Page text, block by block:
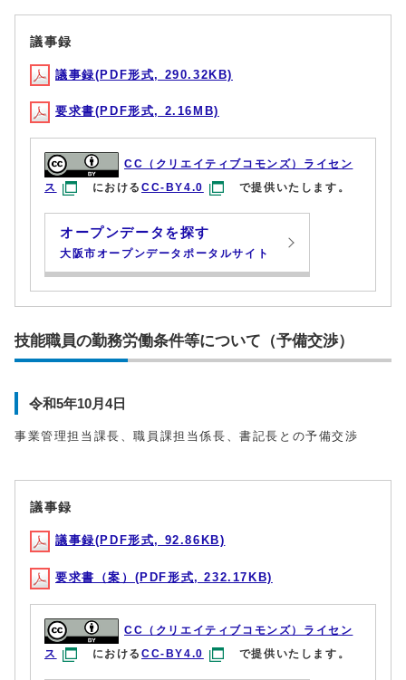
議事録
議事録(PDF形式, 290.32KB)
要求書(PDF形式, 2.16MB)
CC（クリエイティブコモンズ）ライセン
ス
におけるCC-BY4.0 で提供いたします。
オープンデータを探す
大阪市オープンデータポータルサイト
技能職員の勤務労働条件等について（予備交渉）
令和5年10月4日
事業管理担当課長、職員課担当係長、書記長との予備交渉
議事録
議事録(PDF形式, 92.86KB)
要求書（案）(PDF形式, 232.17KB)
CC（クリエイティブコモンズ）ライセン
ス
におけるCC-BY4.0 で提供いたします。